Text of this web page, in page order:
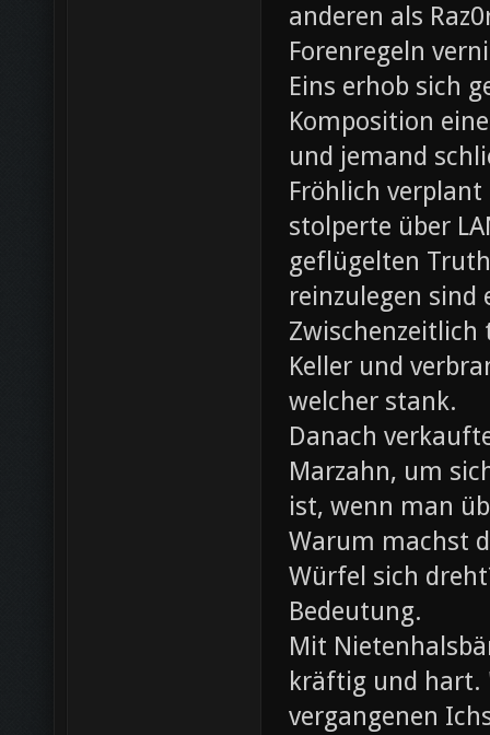
anderen als
Forenregeln
Eins erhob sich
Komposition
und jemand
Fröhlich
stolperte über
geflügelten
reinzulegen sind
Zwischenzeitlich
Keller und
welcher stank.
Danach
Marzahn, um
ist, wenn man
Warum machst
Würfel sich
Bedeutung.
Mit
kräftig und hart.
vergangenen